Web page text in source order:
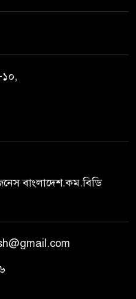
১০,
বাংলাদেশ.কম.বিডি